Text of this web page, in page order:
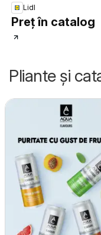
Lidl
Preț în catalog
Pliante și